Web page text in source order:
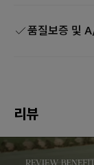
품질보증 및
리뷰